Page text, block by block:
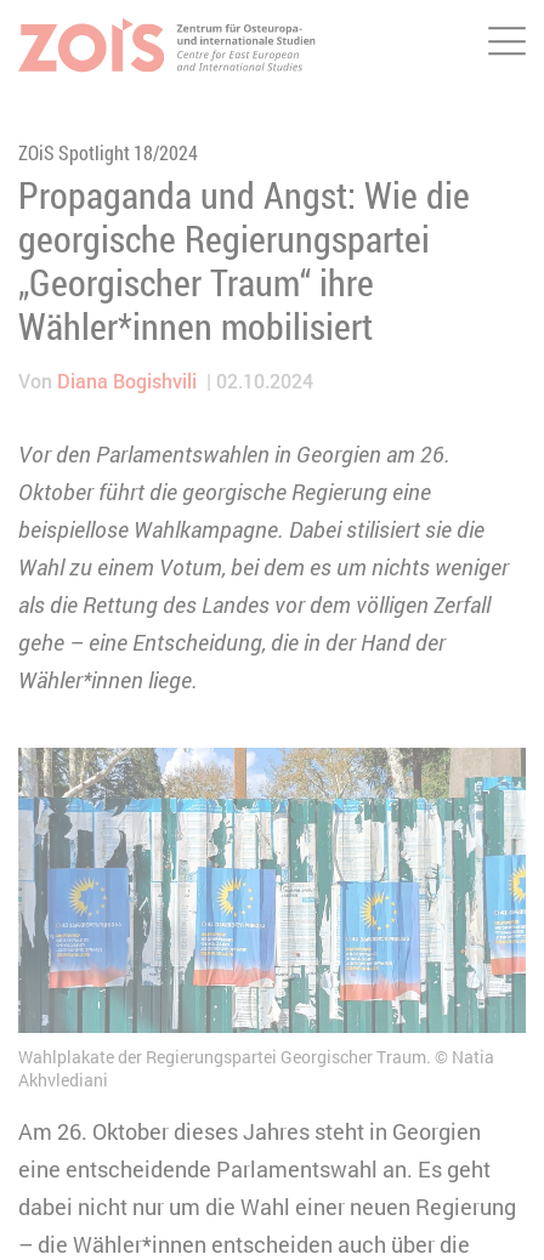
ZUM HAUPTINHALT SPRINGEN
ZUR SUCHE SPRINGEN
ZOiS Spotlight 18/2024
Propaganda und Angst: Wie die
georgische Regierungspartei
„Georgischer Traum“ ihre
Wähler*innen mobilisiert
Von Diana Bogishvili 02.10.2024
Vor den Parlamentswahlen in Georgien am 26.
Oktober führt die georgische Regierung eine
beispiellose Wahlkampagne. Dabei stilisiert sie die
Wahl zu einem Votum, bei dem es um nichts weniger
als die Rettung des Landes vor dem völligen Zerfall
gehe – eine Entscheidung, die in der Hand der
Wähler*innen liege.
Wahlplakate der Regierungspartei Georgischer Traum.
Natia
Akhvlediani
Am 26. Oktober dieses Jahres steht in Georgien
eine entscheidende Parlamentswahl an. Es geht
dabei nicht nur um die Wahl einer neuen Regierung
– die Wähler*innen entscheiden auch über die